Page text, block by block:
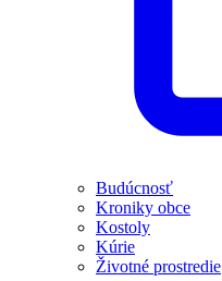
Budúcnosť
Kroniky obce
Kostoly
Kúrie
Životné prostredie